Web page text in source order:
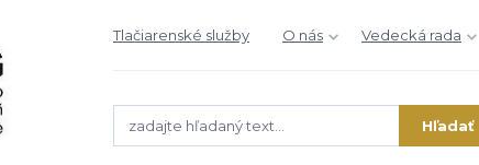
Tlačiarenské služby O nás Vedecká rada
Hľadať